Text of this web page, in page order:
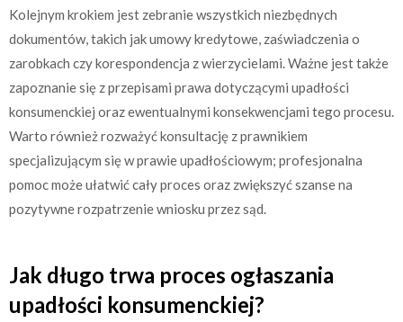
Kolejnym krokiem jest zebranie wszystkich niezbędnych
dokumentów, takich jak umowy kredytowe, zaświadczenia o
zarobkach czy korespondencja z wierzycielami. Ważne jest także
zapoznanie się z przepisami prawa dotyczącymi upadłości
konsumenckiej oraz ewentualnymi konsekwencjami tego procesu.
Warto również rozważyć konsultację z prawnikiem
specjalizującym się w prawie upadłościowym; profesjonalna
pomoc może ułatwić cały proces oraz zwiększyć szanse na
pozytywne rozpatrzenie wniosku przez sąd.
Jak długo trwa proces ogłaszania
upadłości konsumenckiej?